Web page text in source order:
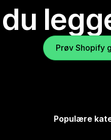
Prøv Shopify
Populære